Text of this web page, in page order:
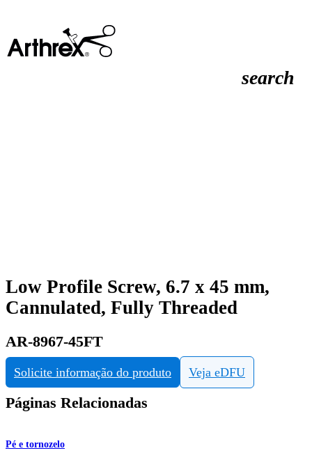
search
Low Profile Screw, 6.7 x 45 mm,
Cannulated, Fully Threaded
AR-8967-45FT
Solicite informação do produto Veja eDFU
Páginas Relacionadas
Pé e tornozelo